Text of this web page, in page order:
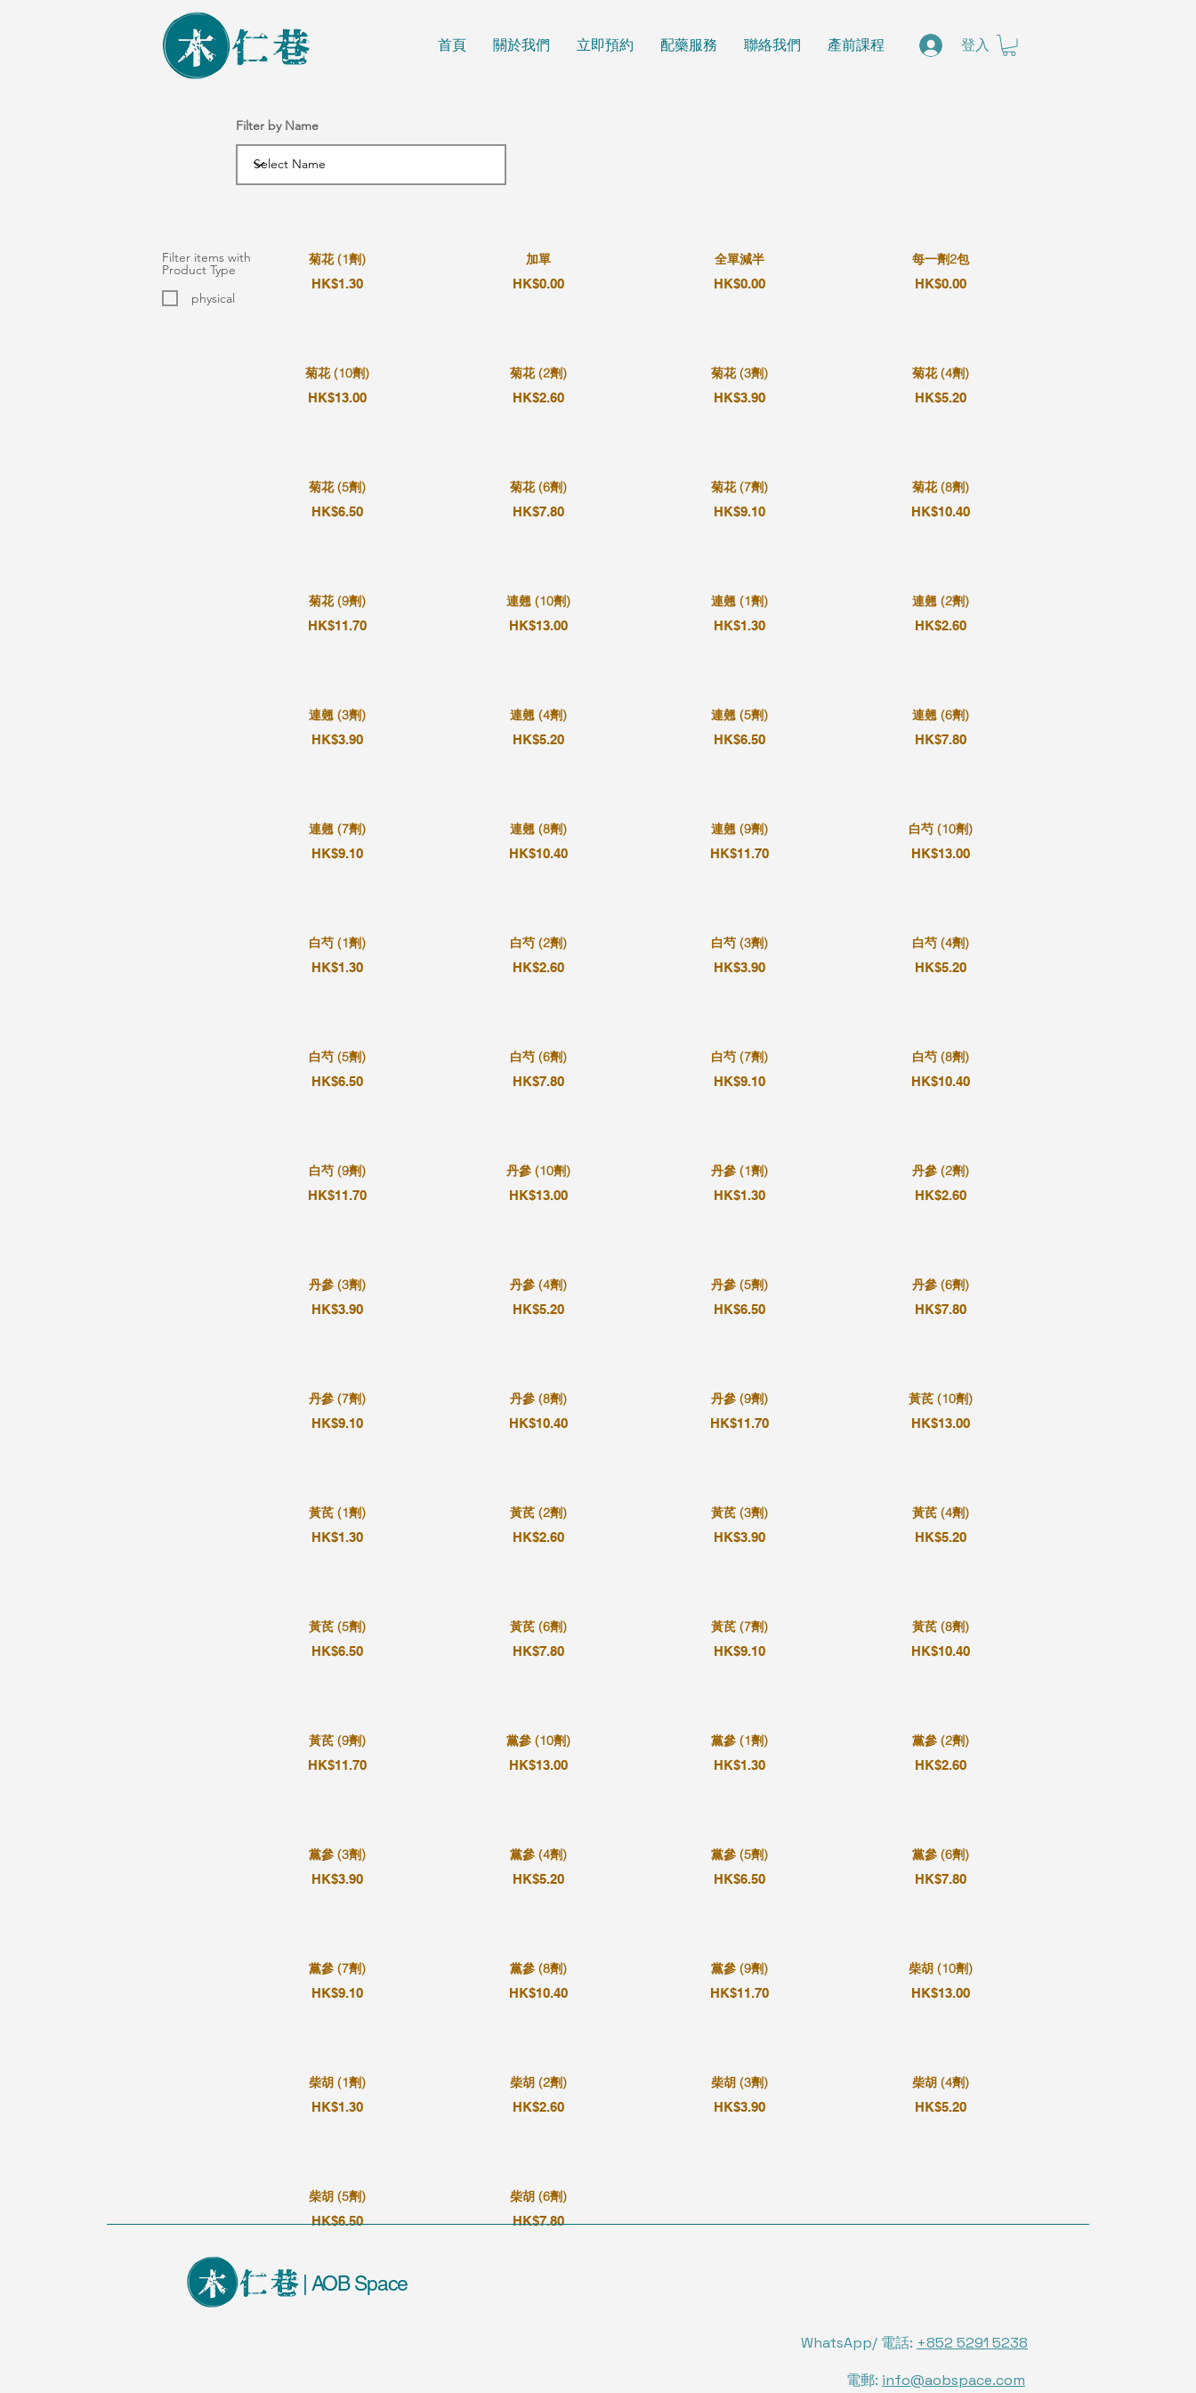
首頁 關於我們 立即預約 配藥服務 聯絡我們 產前課程 登入
Filter by Name
菊花 (1劑)
HK$1.30
菊花 (10劑)
HK$13.00
菊花 (5劑)
HK$6.50
菊花 (9劑)
HK$11.70
連翹 (3劑)
HK$3.90
連翹 (7劑)
HK$9.10
白芍 (1劑)
HK$1.30
白芍 (5劑)
HK$6.50
白芍 (9劑)
HK$11.70
丹參 (3劑)
HK$3.90
丹參 (7劑)
HK$9.10
黃芪 (1劑)
HK$1.30
黃芪 (5劑)
HK$6.50
黃芪 (9劑)
HK$11.70
黨參 (3劑)
HK$3.90
黨參 (7劑)
HK$9.10
柴胡 (1劑)
HK$1.30
柴胡 (5劑)
HK$6.50
加單
HK$0.00
菊花 (2劑)
HK$2.60
菊花 (6劑)
HK$7.80
連翹 (10劑)
HK$13.00
連翹 (4劑)
HK$5.20
連翹 (8劑)
HK$10.40
白芍 (2劑)
HK$2.60
白芍 (6劑)
HK$7.80
丹參 (10劑)
HK$13.00
丹參 (4劑)
HK$5.20
丹參 (8劑)
HK$10.40
黃芪 (2劑)
HK$2.60
黃芪 (6劑)
HK$7.80
黨參 (10劑)
HK$13.00
黨參 (4劑)
HK$5.20
黨參 (8劑)
HK$10.40
柴胡 (2劑)
HK$2.60
柴胡 (6劑)
HK$7.80
全單減半
HK$0.00
菊花 (3劑)
HK$3.90
菊花 (7劑)
HK$9.10
連翹 (1劑)
HK$1.30
連翹 (5劑)
HK$6.50
連翹 (9劑)
HK$11.70
白芍 (3劑)
HK$3.90
白芍 (7劑)
HK$9.10
丹參 (1劑)
HK$1.30
丹參 (5劑)
HK$6.50
丹參 (9劑)
HK$11.70
黃芪 (3劑)
HK$3.90
黃芪 (7劑)
HK$9.10
黨參 (1劑)
HK$1.30
黨參 (5劑)
HK$6.50
黨參 (9劑)
HK$11.70
柴胡 (3劑)
HK$3.90
每一劑2包
HK$0.00
菊花 (4劑)
HK$5.20
菊花 (8劑)
HK$10.40
連翹 (2劑)
HK$2.60
連翹 (6劑)
HK$7.80
白芍 (10劑)
HK$13.00
白芍 (4劑)
HK$5.20
白芍 (8劑)
HK$10.40
丹參 (2劑)
HK$2.60
丹參 (6劑)
HK$7.80
黃芪 (10劑)
HK$13.00
黃芪 (4劑)
HK$5.20
黃芪 (8劑)
HK$10.40
黨參 (2劑)
HK$2.60
黨參 (6劑)
HK$7.80
柴胡 (10劑)
HK$13.00
柴胡 (4劑)
HK$5.20
Filter items with
Product Type
physical
| AOB Space
WhatsApp/ 電話: +852 5291 5238
電郵: info@aobspace.com